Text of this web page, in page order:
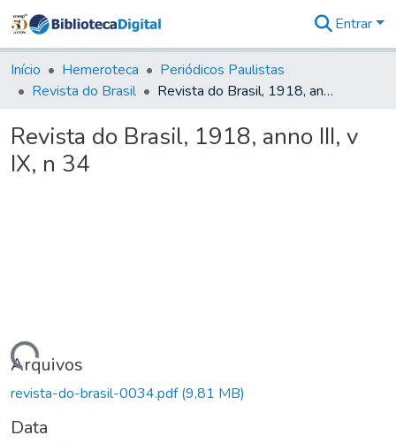
&
Coleções
Tudo na
Digital
Entrar
Início Hemeroteca
Periódicos Paulistas
Revista do Brasil
Revista do Brasil, 1918, anno III, v IX, n 34
Revista do Brasil, 1918, anno III, v
IX, n 34
Carregando...
Arquivos
revista-do-brasil-0034.pdf(9,81 MB)
Data